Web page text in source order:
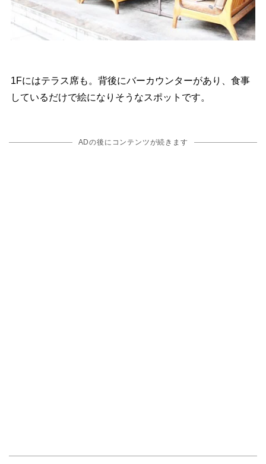
1Fにはテラス席も。背後にバーカウンターがあり、食事
しているだけで絵になりそうなスポットです。
ADの後にコンテンツが続きます